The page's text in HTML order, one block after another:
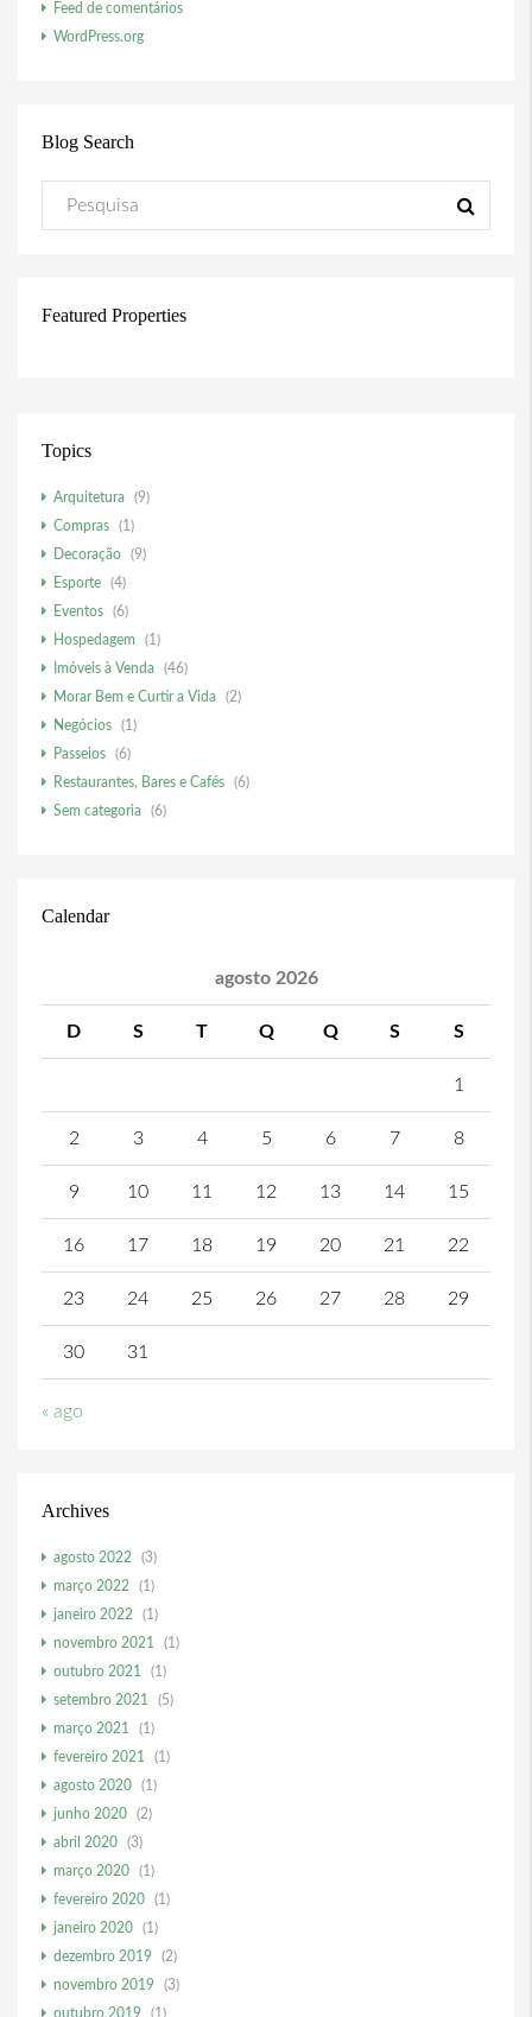
Feed de comentários
WordPress.org
Blog Search
Featured Properties
Topics
Arquitetura
(9)
Compras
(1)
Decoração
(9)
Esporte
(4)
Eventos
(6)
Hospedagem
(1)
Imóveis à Venda
(46)
Morar Bem e Curtir a Vida
(2)
Negócios
(1)
Passeios
(6)
Restaurantes, Bares e Cafés
(6)
Sem categoria
(6)
Calendar
agosto 2026
D S T Q Q S S
1
2 3 4 5 6 7 8
9 10 11 12 13 14 15
16 17 18 19 20 21 22
23 24 25 26 27 28 29
30 31
« ago
Archives
agosto 2022
(3)
março 2022
(1)
janeiro 2022
(1)
novembro 2021
(1)
outubro 2021
(1)
setembro 2021
(5)
março 2021
(1)
fevereiro 2021
(1)
agosto 2020
(1)
junho 2020
(2)
abril 2020
(3)
março 2020
(1)
fevereiro 2020
(1)
janeiro 2020
(1)
dezembro 2019
(2)
novembro 2019
(3)
outubro 2019
(1)